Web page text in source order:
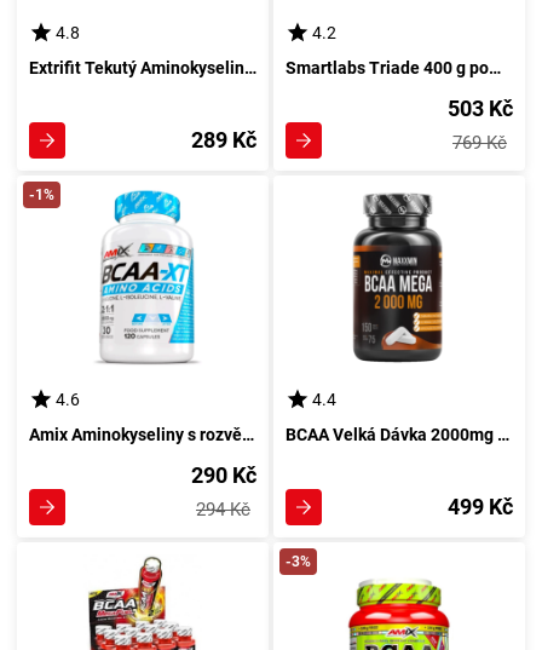
4.8
Extrifit Tekutý Aminokyselinový Komplex 80.000mg 1000ml Višněvý
289 Kč
4.2
Smartlabs Triade 400 g pomerančová esence
503 Kč
769 Kč
-1%
4.6
Amix Aminokyseliny s rozvětveným řetězcem ve formě 120 tobolek
290 Kč
294 Kč
4.4
BCAA Velká Dávka 2000mg v 150 tabletách od MAXXWINU
499 Kč
-3%